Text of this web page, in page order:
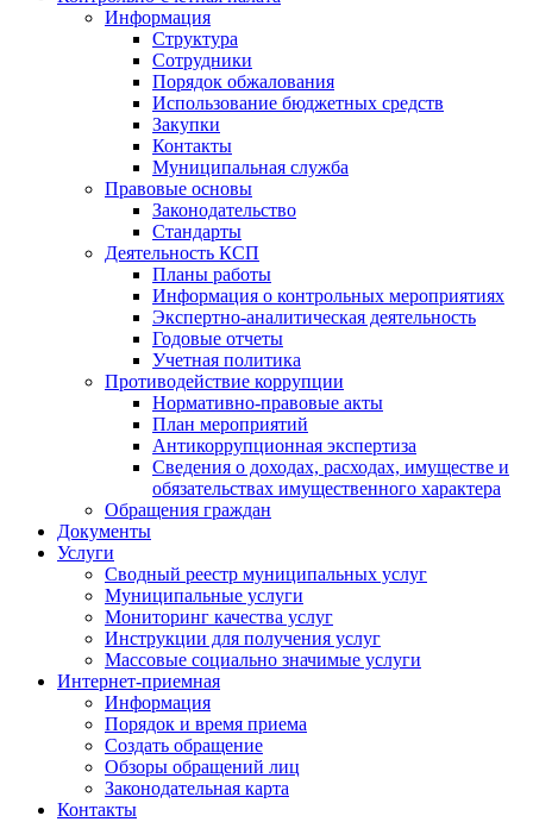
Информация
Структура
Сотрудники
Порядок обжалования
Использование бюджетных средств
Закупки
Контакты
Муниципальная служба
Правовые основы
Законодательство
Стандарты
Деятельность КСП
Планы работы
Информация о контрольных мероприятиях
Экспертно-аналитическая деятельность
Годовые отчеты
Учетная политика
Противодействие коррупции
Нормативно-правовые акты
План мероприятий
Антикоррупционная экспертиза
Сведения о доходах, расходах, имуществе и
обязательствах имущественного характера
Обращения граждан
Документы
Услуги
Сводный реестр муниципальных услуг
Муниципальные услуги
Мониторинг качества услуг
Инструкции для получения услуг
Массовые социально значимые услуги
Интернет-приемная
Информация
Порядок и время приема
Создать обращение
Обзоры обращений лиц
Законодательная карта
Контакты